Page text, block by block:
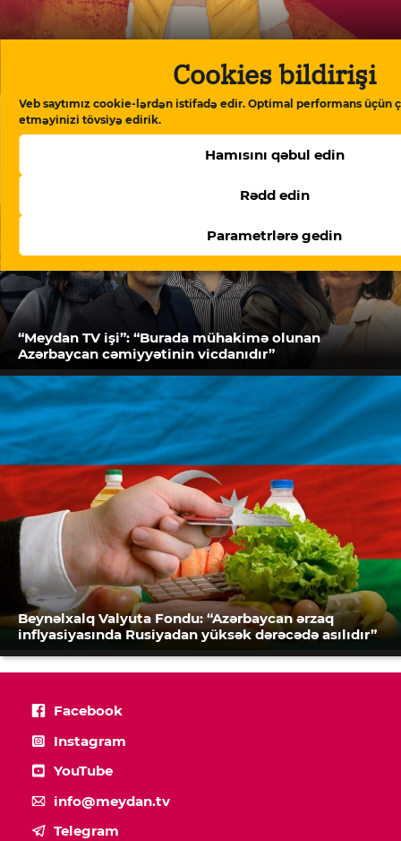
Cookies bildirişi
Veb saytımız cookie-lərdən istifadə edir. Optimal performans üçün
etməyinizi tövsiyə edirik.
Hamısını qəbul edin
Rədd edin
Parametrlərə gedin
Doymaq feili – Ramin Deko yazır
“Meydan TV işi”: “Burada mühakimə olunan
Azərbaycan cəmiyyətinin vicdanıdır”
Beynəlxalq Valyuta Fondu: “Azərbaycan ərzaq
inflyasiyasında Rusiyadan yüksək dərəcədə asılıdır”
Facebook
Instagram
YouTube
info@meydan.tv
Telegram